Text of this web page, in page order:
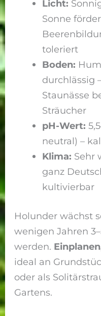
Licht:
Sonne
toleriert
Boden:
durchlässig
Staunässe
Sträucher
pH-Wert:
neutral) –
Klima: Sehr
ganz
kultivierbar
Holunder wächst
wenigen Jahren
werden.
ideal an
oder als
Gartens.